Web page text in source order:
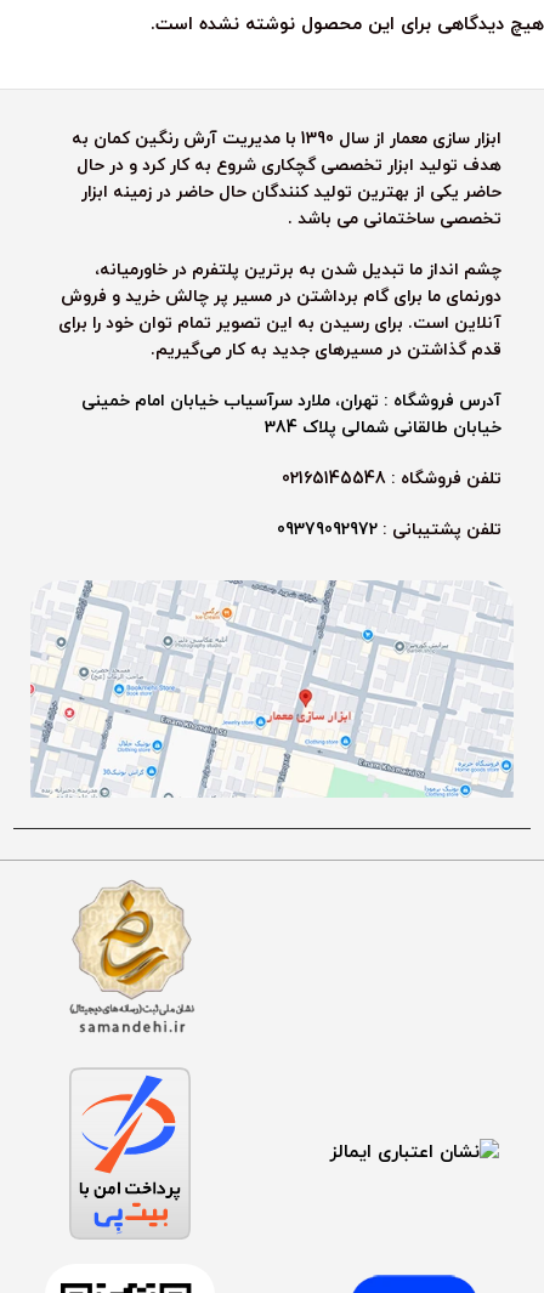
هیچ دیدگاهی برای این محصول نوشته نشده است.
ابزار سازی معمار از سال 1390 با مدیریت آرش رنگین کمان به
هدف تولید ابزار تخصصی گچکاری شروع به کار کرد و در حال
حاضر یکی از بهترین تولید کنندگان حال حاضر در زمینه ابزار
تخصصی ساختمانی می باشد .
چشم انداز ما تبدیل شدن به برترین پلتفرم در خاورمیانه،
دورنمای ما برای گام برداشتن در مسیر پر چالش خرید و فروش
آنلاین است. برای رسیدن به این تصویر تمام توان خود را برای
قدم گذاشتن در مسیرهای جدید به کار می‌گیریم.
آدرس فروشگاه : تهران، ملارد سرآسیاب خیابان امام خمینی
خیابان طالقانی شمالی پلاک 384
تلفن فروشگاه : 02165145548
تلفن پشتیبانی : 09379092972